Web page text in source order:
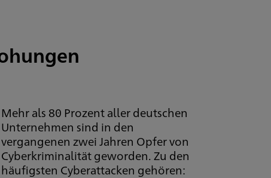
Mehr als 80 Prozent aller deutschen
Unternehmen sind in den
vergangenen zwei Jahren Opfer von
Cyberkriminalität geworden. Zu den
häufigsten Cyberattacken gehören: